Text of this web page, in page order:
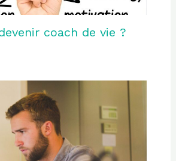
coach de vie ?